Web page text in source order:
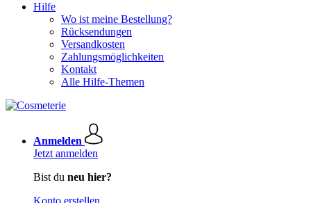
Hilfe
Wo ist meine Bestellung?
Rücksendungen
Versandkosten
Zahlungsmöglichkeiten
Kontakt
Alle Hilfe-Themen
Anmelden
Jetzt anmelden
Bist du neu hier?
Konto erstellen